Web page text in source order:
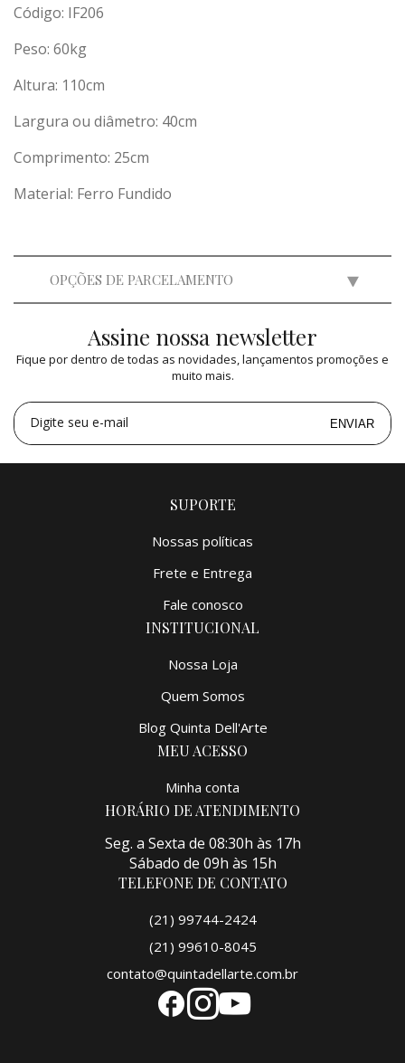
Código: IF206
Peso: 60kg
Altura: 110cm
Largura ou diâmetro: 40cm
Comprimento: 25cm
Material: Ferro Fundido
OPÇÕES DE PARCELAMENTO
deR$ 1.999,50=R$ 3.999,00
3x deR$ 1.332,87 =R$ 3.998,61
R$ 799,80
Assine nossa newsletter
Fique por dentro de todas as novidades, lançamentos promoções e
muito mais.
Digite seu e-mail ENVIAR
SUPORTE
Nossas políticas
Frete e Entrega
Fale conosco
INSTITUCIONAL
Nossa Loja
Quem Somos
Blog Quinta Dell'Arte
MEU ACESSO
Minha conta
HORÁRIO DE ATENDIMENTO
Seg. a Sexta de 08:30h às 17h
Sábado de 09h às 15h
TELEFONE DE CONTATO
(21) 99744-2424
(21) 99610-8045
contato@quintadellarte.com.br